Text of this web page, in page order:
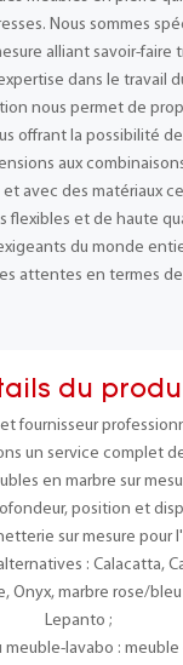
Nous sommes
alliant savoir-faire
dans le travail
nous permet de
offrant la possibilité
aux
avec des matériaux
flexibles et de haute
du monde
attentes en termes
du
fournisseur
un service complet
en marbre sur
position et
sur mesure pour
: Calacatta,
Onyx, marbre rose/
Lepanto ;
meuble-lavabo :